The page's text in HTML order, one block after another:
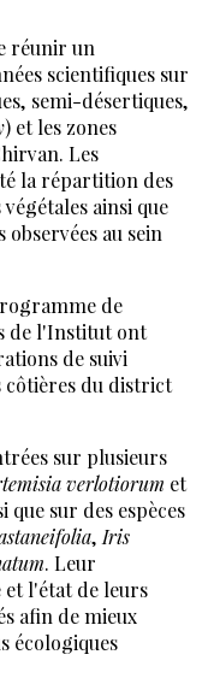
réunir un
scientifiques sur
semi-désertiques,
) et les zones
Les
la répartition des
ainsi que
au sein
de
de l'Institut ont
de suivi
côtières du district
sur plusieurs
verlotiorum et
que sur des espèces
,Iris
. Leur
l'état de leurs
afin de mieux
écologiques